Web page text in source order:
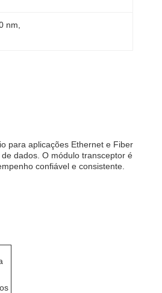
nm
para aplicações Ethernet e Fiber
dados. O módulo transceptor é
confiável e consistente.